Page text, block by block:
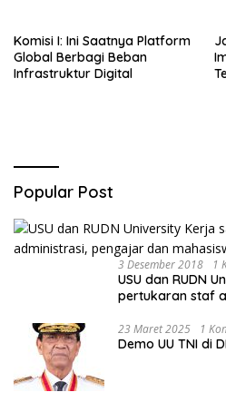
Komisi I: Ini Saatnya Platform
Global Berbagi Beban
Infrastruktur Digital
Popular Post
3 Desember 2018 1
USU dan RUDN
pertukaran staf
23 Maret 2025 1
Demo UU TNI di